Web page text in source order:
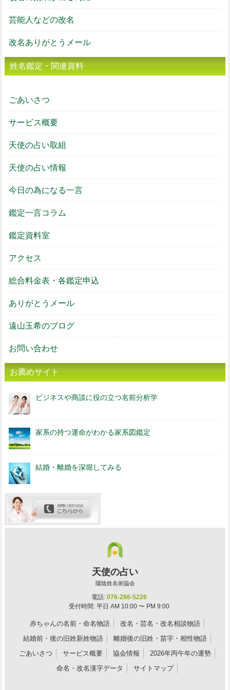
芸能人などの改名
改名ありがとうメール
姓名鑑定・関連資料
ごあいさつ
サービス概要
天使の占い取組
天使の占い情報
今日の為になる一言
鑑定一言コラム
鑑定資料室
アクセス
総合料金表・各鑑定申込
ありがとうメール
遠山玉希のブログ
お問い合わせ
お薦めサイト
ビジネスや商談に役の立つ名前分析学
家系の持つ運命がわかる家系図鑑定
結婚・離婚を深堀してみる
天使の占い
陽陰姓名術協会
電話:076-286-5226
受付時間: 平日 AM 10:00 〜 PM 9:00
赤ちゃんの名前・命名物語
改名・芸名・改名相談物語
結婚前・後の旧姓新姓物語
離婚後の旧姓・苗字・相性物語
ごあいさつ
サービス概要 協会情報
2026年丙午年の運勢
命名・改名漢字データ
サイトマップ